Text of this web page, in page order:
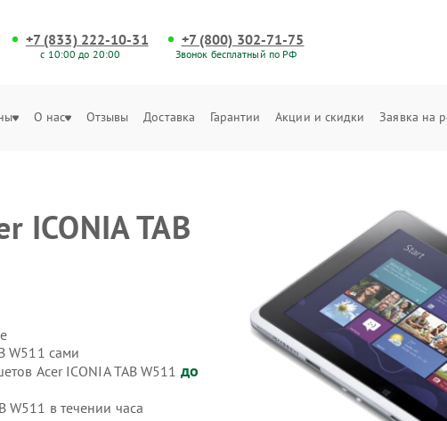
+7 (833) 222-10-31
с 10:00 до 20:00
+7 (800) 302-71-75
Звонок бесплатный по РФ
О нас Отзывы Доставка Гарантии Акции и скидки Заявка на
ICONIA TAB
W511 сами
Acer ICONIA TAB W511 до
W511 в течении часа